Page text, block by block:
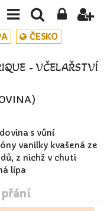
ČESKO
- VČELAŘSTVÍ
s vůní
vanilky kvašená ze
z nichž v chuti
lípa
přání